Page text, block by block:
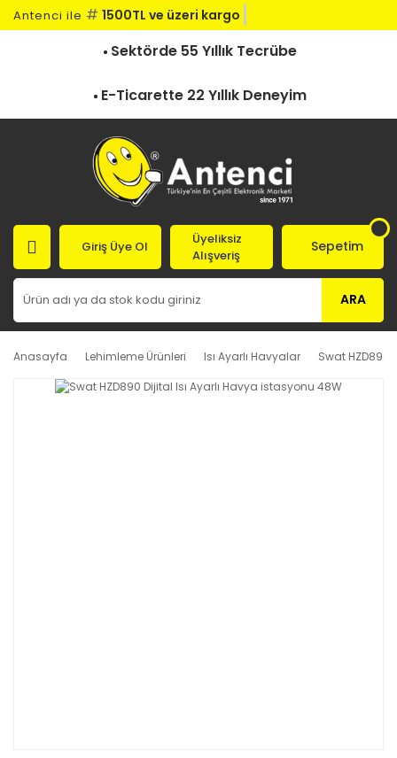
Antenci ile # 1500TL ve üzeri kargo be
Sektörde 55 Yıllık Tecrübe
E-Ticarette 22 Yıllık Deneyim
ARA
Giriş Üye Ol
Üyeliksiz
Alışveriş
Sepetim
Anasayfa Lehimleme Ürünleri Isı Ayarlı Havyalar Swat HZD890